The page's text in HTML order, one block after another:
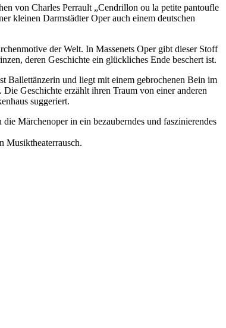
von Charles Perrault „Cendrillon ou la petite pantoufle
kleinen Darmstädter Oper auch einem deutschen
der Welt. In Massenets Oper gibt dieser Stoff
deren Geschichte ein glückliches Ende beschert ist.
Ballettänzerin und liegt mit einem gebrochenen Bein im
Geschichte erzählt ihren Traum von einer anderen
suggeriert.
Märchenoper in ein bezauberndes und faszinierendes
Musiktheaterrausch.